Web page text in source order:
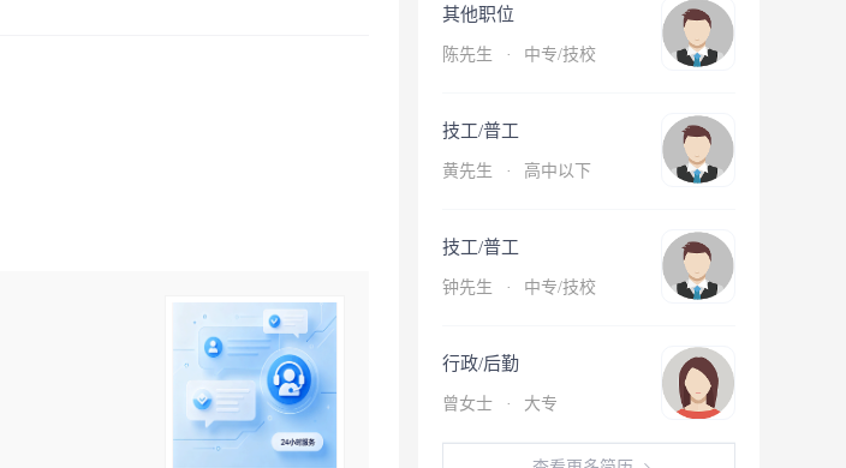
其他职位
陈先生 · 中专/技校
技工/普工
黄先生 · 高中以下
技工/普工
钟先生 · 中专/技校
行政/后勤
曾女士 · 大专